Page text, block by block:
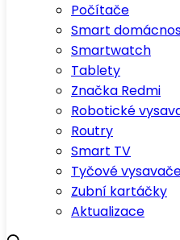
Počítače
Smart
Smartwatch
Tablety
Značka Redmi
Robotické
Routry
Smart TV
Tyčové
Zubní kartáčky
Aktualizace